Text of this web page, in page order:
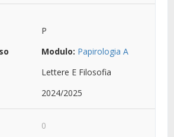
P
Modulo: Papirologia A
Lettere E Filosofia
2024/2025
0